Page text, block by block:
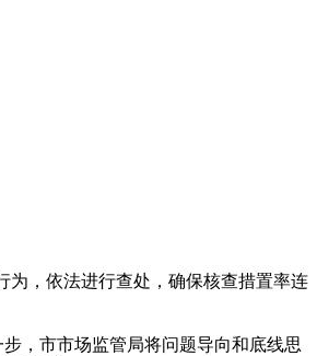
，依法进行查处，确保核查措置率连
，市市场监管局将问题导向和底线思